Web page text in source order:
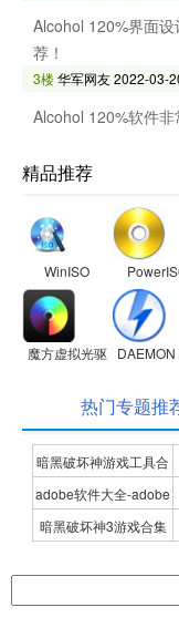
Alcohol 120%界面
荐！
3楼华军网友2022-03-
Alcohol 120%软件非
精品推荐
WinISO
魔方虚拟光驱 DAEMON
热门专题推
暗黑破坏神游戏工具合
集
adobe软件大全-adobe
全系列软件下载-adobe
暗黑破坏神3游戏合集